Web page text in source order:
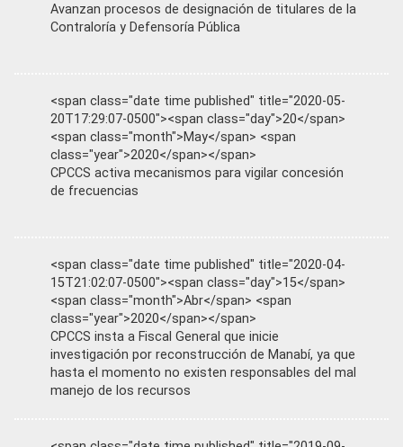
Avanzan procesos de designación de titulares de la
Contraloría y Defensoría Pública
<span class="date time published" title="2020-05-
20T17:29:07-0500"><span class="day">20</span>
<span class="month">May</span> <span
class="year">2020</span></span>
CPCCS activa mecanismos para vigilar concesión
de frecuencias
<span class="date time published" title="2020-04-
15T21:02:07-0500"><span class="day">15</span>
<span class="month">Abr</span> <span
class="year">2020</span></span>
CPCCS insta a Fiscal General que inicie
investigación por reconstrucción de Manabí, ya que
hasta el momento no existen responsables del mal
manejo de los recursos